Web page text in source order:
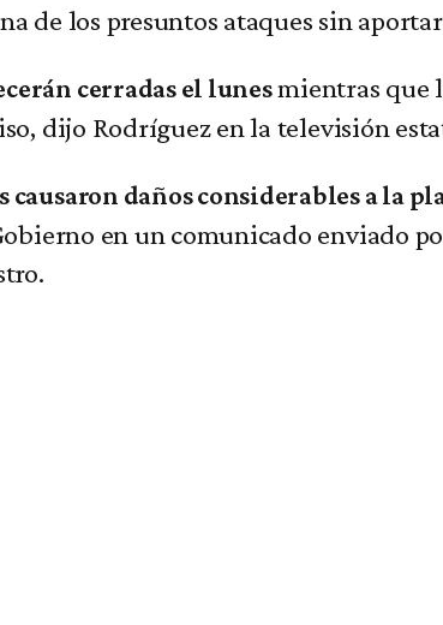
de los presuntos ataques sin
cerradas el lunesmientras que
dijo Rodríguez en la televisión
causaron daños considerables a la
en un comunicado enviado